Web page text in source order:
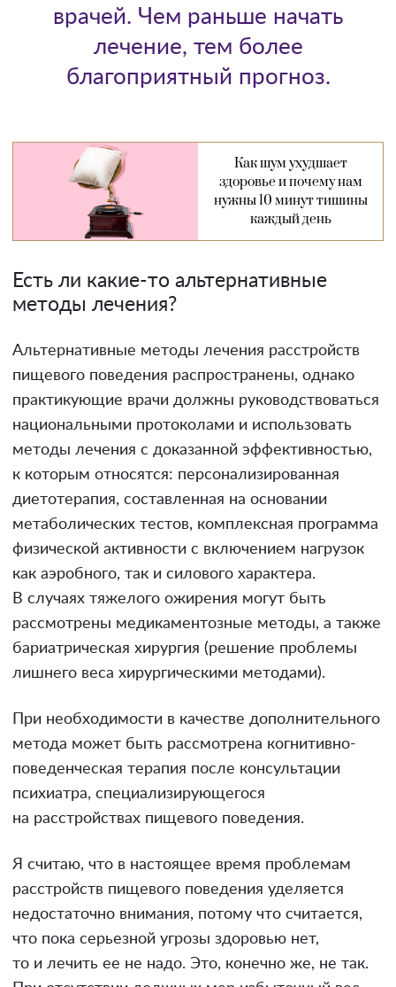
врачей. Чем раньше начать
лечение, тем более
благоприятный прогноз.
Как шум ухудшает
здоровье и почему нам
нужны 10 минут тишины
каждый день
Есть ли какие-то альтернативные
методы лечения?
Альтернативные методы лечения расстройств
пищевого поведения распространены, однако
практикующие врачи должны руководствоваться
национальными протоколами и использовать
методы лечения с доказанной эффективностью,
к которым относятся: персонализированная
диетотерапия, составленная на основании
метаболических тестов, комплексная программа
физической активности с включением нагрузок
как аэробного, так и силового характера.
В случаях тяжелого ожирения могут быть
рассмотрены медикаментозные методы, а также
бариатрическая хирургия (решение проблемы
лишнего веса хирургическими методами).
При необходимости в качестве дополнительного
метода может быть рассмотрена когнитивно-
поведенческая терапия после консультации
психиатра, специализирующегося
на расстройствах пищевого поведения.
Я считаю, что в настоящее время проблемам
расстройств пищевого поведения уделяется
недостаточно внимания, потому что считается,
что пока серьезной угрозы здоровью нет,
то и лечить ее не надо. Это, конечно же, не так.